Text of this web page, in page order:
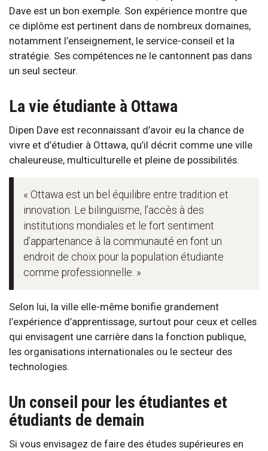
Dave est un bon exemple. Son expérience montre que
ce diplôme est pertinent dans de nombreux domaines,
notamment l’enseignement, le service-conseil et la
stratégie. Ses compétences ne le cantonnent pas dans
un seul secteur.
La vie étudiante à Ottawa
Dipen Dave est reconnaissant d’avoir eu la chance de
vivre et d’étudier à Ottawa, qu’il décrit comme une ville
chaleureuse, multiculturelle et pleine de possibilités.
« Ottawa est un bel équilibre entre tradition et
innovation. Le bilinguisme, l’accès à des
institutions mondiales et le fort sentiment
d’appartenance à la communauté en font un
endroit de choix pour la population étudiante
comme professionnelle. »
Selon lui, la ville elle-même bonifie grandement
l’expérience d’apprentissage, surtout pour ceux et celles
qui envisagent une carrière dans la fonction publique,
les organisations internationales ou le secteur des
technologies.
Un conseil pour les étudiantes et
étudiants de demain
Si vous envisagez de faire des études supérieures en